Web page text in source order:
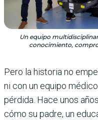
Un equipo
conocimiento,
Pero la historia no
ni con un equipo
pérdida. Hace unos
cómo su padre, un